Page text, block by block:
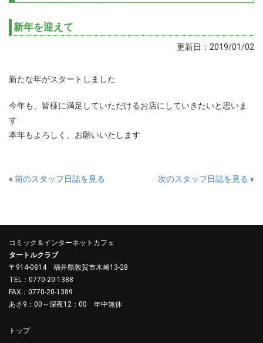
新年を迎えて
更新日：2019/01/02
新たな年がスタートしました
今年も、皆様に満足していただけるお店にしていきたいと思いま
す
本年もよろしく、お願いいたします
« 前のスタッフ日誌を見る 次のスタッフ日誌を見る »
コミック＆インターネットカフェ
タートルクラブ
〒914-0814 福井県敦賀市木崎13-28
TEL：0770-20-1388
FAX：0770-20-1389
あさ9：00～深夜12：00 年中無休
トップ